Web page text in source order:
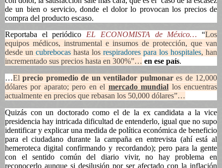
de un bien o servicio, donde el dolor lo provocan los precios de
compra del producto escaso.
Reportaba el periódicoEL ECONOMISTA de México… “Los
equipos médicos, instrumental e insumos de protección, que van
desde un cubrebocas hasta los respiradores para los hospitales, han
incrementado sus precios hasta en 300%”… en ese país.
…Elprecio promedio de un ventilador pulmonares de 12,000
dólares por aparato; pero en el mercado mundial los encuentras
actualmente en precios que rebasan los 50,000 dólares”…
Quizás con un doctorado como el de la ex candidata a la vice
presidencia hay intricada dificultad de entenderlo, igual que no supo
identificar y explicar una medida de política económica de beneficio
para el ciudadano durante la campaña en entrevista (ahí está al
hemeroteca digital confirmando y recordando); pero para la gente
con el sentido común del diario vivir, no hay problema en
reconocerlo aunque si desilusión por ser afectado con la inflación